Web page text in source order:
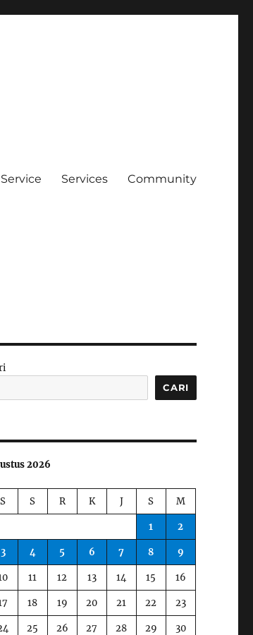
Services Community
CARI
2026
S S R K J S M
1 2
3 4 5 6 7 8 9
11 12 13 14 15 16
18 19 20 21 22 23
25 26 27 28 29 30